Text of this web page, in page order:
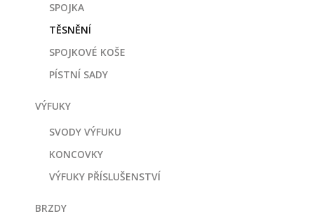
SPOJKA
TĚSNĚNÍ
SPOJKOVÉ KOŠE
PÍSTNÍ SADY
VÝFUKY
SVODY VÝFUKU
KONCOVKY
VÝFUKY PŘÍSLUŠENSTVÍ
BRZDY